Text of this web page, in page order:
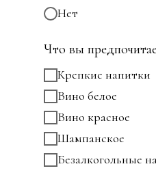
Нет
Что вы
Крепкие напитки
Вино белое
Вино красное
Шампанское
Безалкогольные